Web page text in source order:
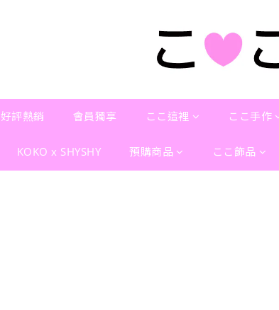
好評熱銷 會員獨享 ここ這裡 ここ手作
KOKO x SHYSHY 預購商品 ここ飾品